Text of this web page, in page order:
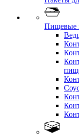
Пищевые